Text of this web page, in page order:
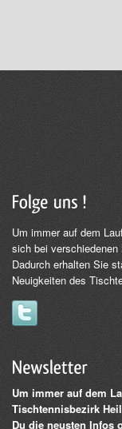
Um immer auf dem
sich bei
Dadurch erhalten Sie
Neuigkeiten des
Um immer auf dem
Tischtennisbezirk
Du die neusten Infos